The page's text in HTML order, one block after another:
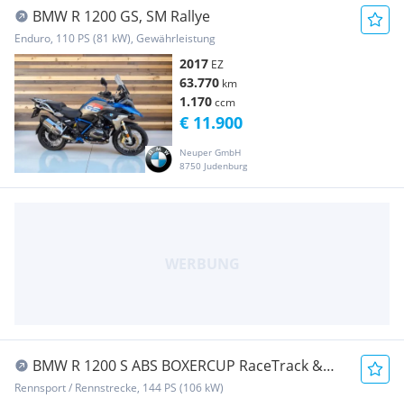
BMW R 1200 GS, SM Rallye
Enduro, 110 PS (81 kW), Gewährleistung
2017 EZ
63.770 km
1.170ccm
Neuper GmbH
8750 Judenburg
€ 11.900
BMW R 1200 S ABS BOXERCUP RaceTrack &
Street
Rennsport / Rennstrecke, 144 PS (106 kW)